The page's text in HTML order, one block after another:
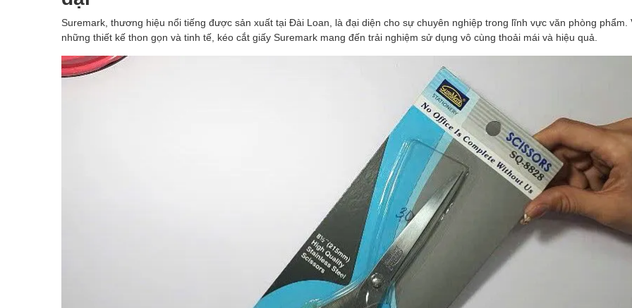
Suremark, thương hiệu nổi tiếng được sản xuất tại Đài Loan, là đại diện cho sự chuyên nghiệp trong lĩnh vực văn phòng phẩm.
những thiết kế thon gọn và tinh tế, kéo cắt giấy Suremark mang đến trải nghiệm sử dụng vô cùng thoải mái và hiệu quả.